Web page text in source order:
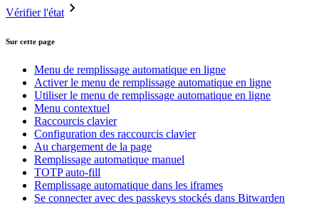
Vérifier l'état
Sur cette page
Menu de remplissage automatique en ligne
Activer le menu de remplissage automatique en ligne
Utiliser le menu de remplissage automatique en ligne
Menu contextuel
Raccourcis clavier
Configuration des raccourcis clavier
Au chargement de la page
Remplissage automatique manuel
TOTP auto-fill
Remplissage automatique dans les iframes
Se connecter avec des passkeys stockés dans Bitwarden